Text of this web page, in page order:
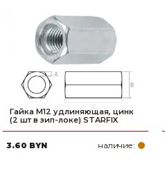
Гайка М12 удлиняющая, цинк
(2 шт в зип-локе) STARFIX
3.60 BYN наличие: